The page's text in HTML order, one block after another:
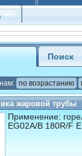
Поиск
по возрастанию
жаровой трубы
Применение:
EG02A/B 180R/F